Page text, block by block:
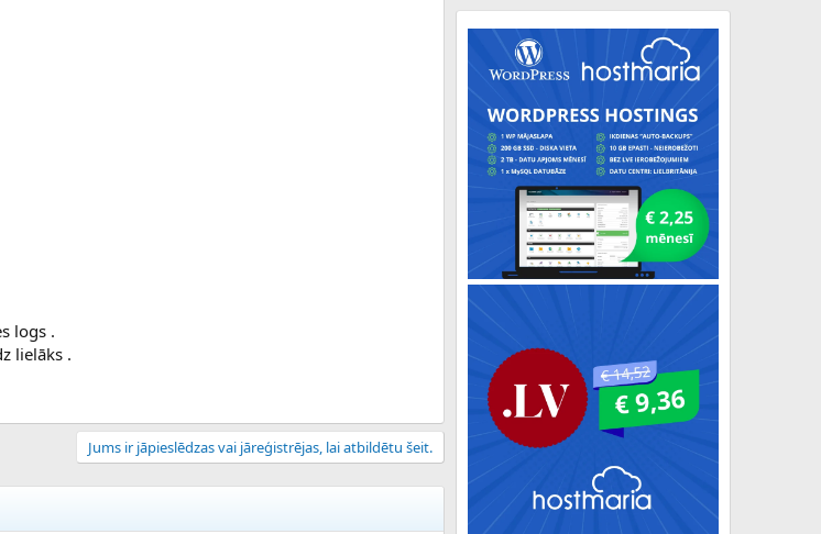
logs .
lielāks .
Jums ir jāpieslēdzas vai jāreģistrējas, lai atbildētu šeit.